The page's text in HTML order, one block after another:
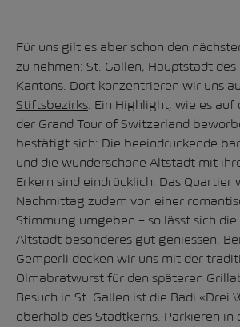
Für uns gilt es aber schon den
zu nehmen: St. Gallen, Hauptstadt
Kantons. Dort konzentrieren wir uns
Stiftsbezirks . Ein Highlight, wie es
der Grand Tour of Switzerland
bestätigt sich: Die beeindruckende
und die wunderschöne Altstadt mit
Erkern sind eindrücklich. Das Quartier
Nachmittag zudem von einer
Stimmung umgeben – so lässt sich
Altstadt besonderes gut geniessen.
Gemperli decken wir uns mit der
Olmabratwurst für den späteren
Besuch in St. Gallen ist die Badi «Drei
oberhalb des Stadtkerns. Parkieren in